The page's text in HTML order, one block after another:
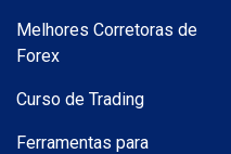
Melhores Corretoras de
Forex
Curso de Trading
Ferramentas para